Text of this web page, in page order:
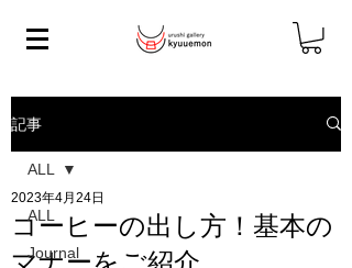
記事
ALL
Journal
ALL
コーヒーの出し方！基本の
マナーをご紹介
2023年4月24日